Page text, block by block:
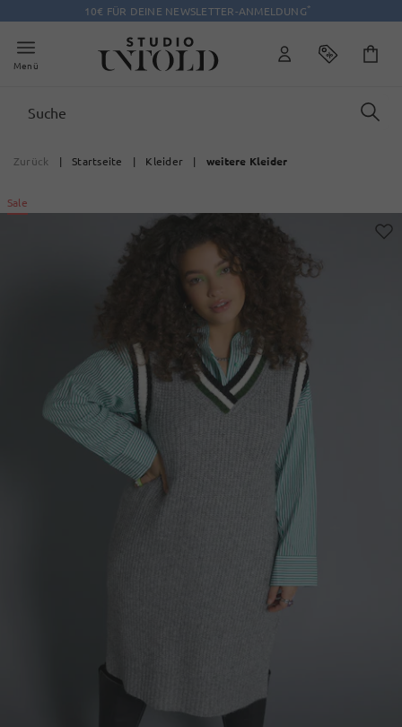
10€ FÜR DEINE NEWSLETTER-ANMELDUNG*
Menü
Zurück | Startseite | Kleider | weitere Kleider
Sale